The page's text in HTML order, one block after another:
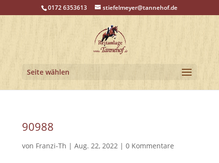
0172 6353613 stiefelmeyer@tannehof.de
Seite wählen
90988
von Franzi-Th | Aug. 22, 2022| 0 Kommentare